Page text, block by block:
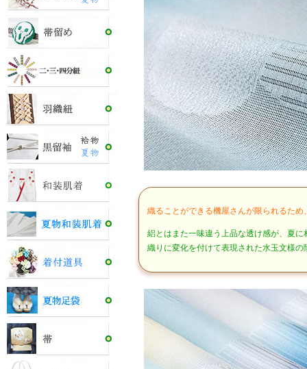
織ることができる機屋さんが限られるた
絽とはまた一味違う上品な透け感が、夏
織りに変化を付けて表現された水玉文様